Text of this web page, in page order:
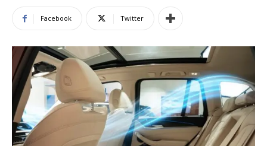
Facebook Twitter